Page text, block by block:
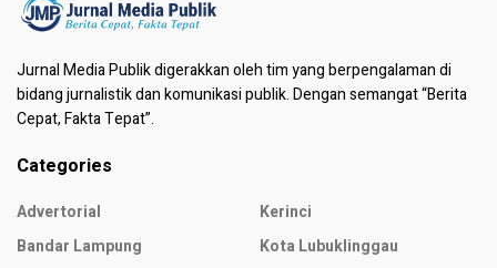
Jurnal Media Publik digerakkan oleh tim yang berpengalaman di
bidang jurnalistik dan komunikasi publik. Dengan semangat “Berita
Cepat, Fakta Tepat”.
Categories
Advertorial
Bandar Lampung
Kerinci
Kota Lubuklinggau